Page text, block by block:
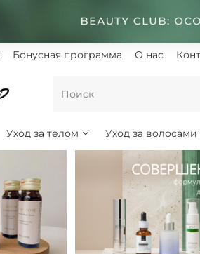
Бонусная программа О нас
Уход за телом Уход за волосами